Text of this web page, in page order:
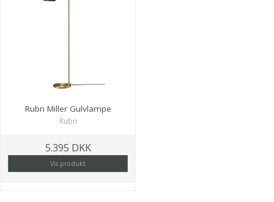
Rubn Miller Gulvlampe
Rubn
5.395 DKK
Vis produkt